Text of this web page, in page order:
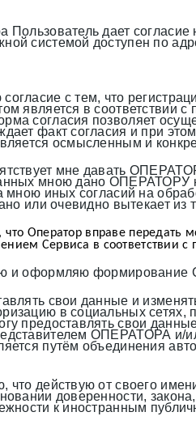
Пользователь дает
системой доступен по
с тем, что
является в соответствии
согласия позволяет
факт согласия и при
осмысленным и
мне давать
мною дано ОПЕРАТОРУ
мною иных согласий на
или очевидно вытекает из
Оператор вправе
Сервиса в соответствии
и оформляю формирование
свои данные и
в социальных сетях,
предоставлять свои
ОПЕРАТОРА и/
путём объединения
что действую от своего
доверенности,
к иностранным